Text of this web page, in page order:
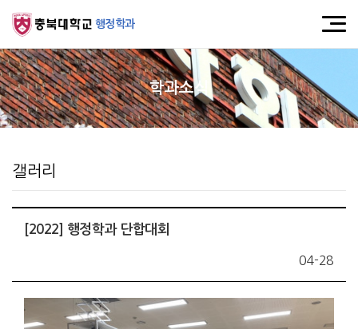
행정학과
학과소식
갤러리
[2022] 행정학과 단합대회
04-28